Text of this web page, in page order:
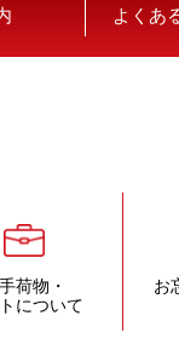
よくあ
荷物・
について
お